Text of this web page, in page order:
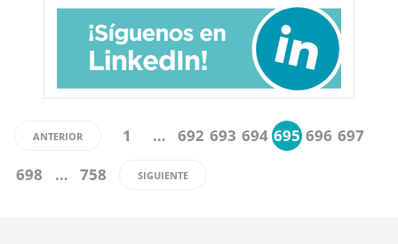
ANTERIOR 1 … 692 693 694 695 696 697
698
… 758 SIGUIENTE